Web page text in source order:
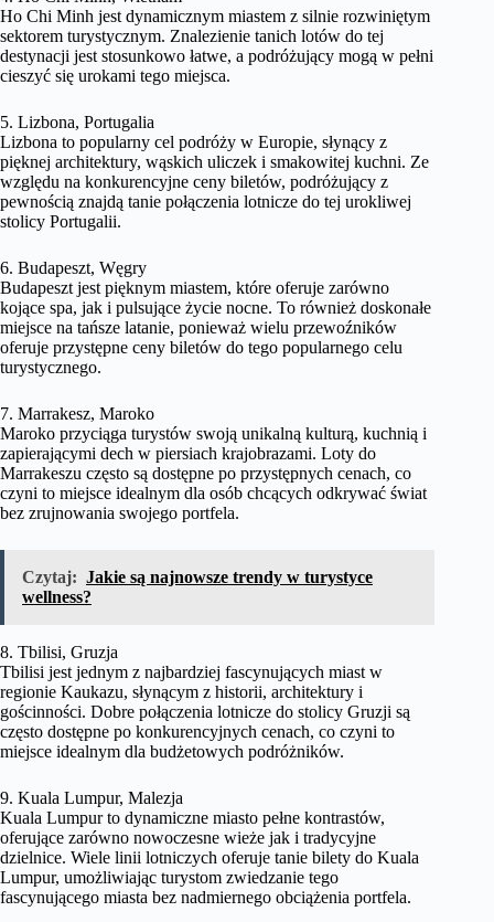
Ho Chi Minh jest dynamicznym miastem z silnie rozwiniętym
sektorem turystycznym. Znalezienie tanich lotów do tej
destynacji jest stosunkowo łatwe, a podróżujący mogą w pełni
cieszyć się urokami tego miejsca.
5. Lizbona, Portugalia
Lizbona to popularny cel podróży w Europie, słynący z
pięknej architektury, wąskich uliczek i smakowitej kuchni. Ze
względu na konkurencyjne ceny biletów, podróżujący z
pewnością znajdą tanie połączenia lotnicze do tej urokliwej
stolicy Portugalii.
6. Budapeszt, Węgry
Budapeszt jest pięknym miastem, które oferuje zarówno
kojące spa, jak i pulsujące życie nocne. To również doskonałe
miejsce na tańsze latanie, ponieważ wielu przewoźników
oferuje przystępne ceny biletów do tego popularnego celu
turystycznego.
7. Marrakesz, Maroko
Maroko przyciąga turystów swoją unikalną kulturą, kuchnią i
zapierającymi dech w piersiach krajobrazami. Loty do
Marrakeszu często są dostępne po przystępnych cenach, co
czyni to miejsce idealnym dla osób chcących odkrywać świat
bez zrujnowania swojego portfela.
Czytaj: Jakie są najnowsze trendy w turystyce
wellness?
8. Tbilisi, Gruzja
Tbilisi jest jednym z najbardziej fascynujących miast w
regionie Kaukazu, słynącym z historii, architektury i
gościnności. Dobre połączenia lotnicze do stolicy Gruzji są
często dostępne po konkurencyjnych cenach, co czyni to
miejsce idealnym dla budżetowych podróżników.
9. Kuala Lumpur, Malezja
Kuala Lumpur to dynamiczne miasto pełne kontrastów,
oferujące zarówno nowoczesne wieże jak i tradycyjne
dzielnice. Wiele linii lotniczych oferuje tanie bilety do Kuala
Lumpur, umożliwiając turystom zwiedzanie tego
fascynującego miasta bez nadmiernego obciążenia portfela.